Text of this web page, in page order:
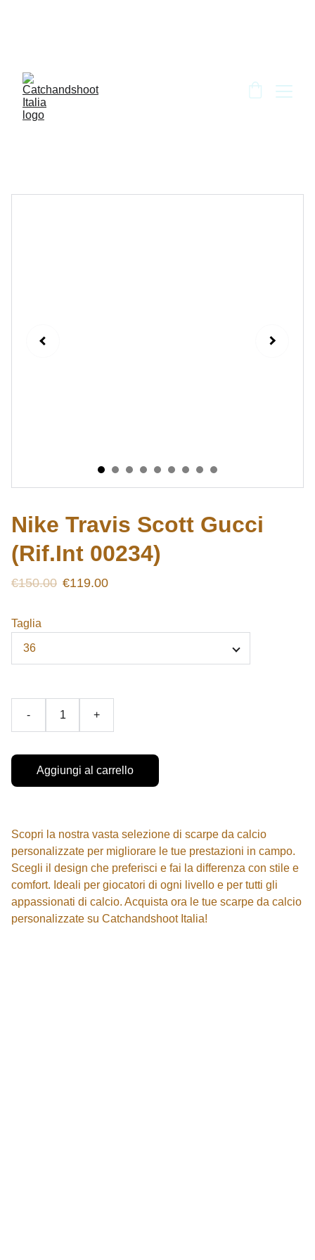
Nike Travis Scott Gucci
(Rif.Int 00234)
€150.00 €119.00
Taglia
- +
Aggiungi al carrello
Scopri la nostra vasta selezione di scarpe da calcio
personalizzate per migliorare le tue prestazioni in campo.
Scegli il design che preferisci e fai la differenza con stile e
comfort. Ideali per giocatori di ogni livello e per tutti gli
appassionati di calcio. Acquista ora le tue scarpe da calcio
personalizzate su Catchandshoot Italia!